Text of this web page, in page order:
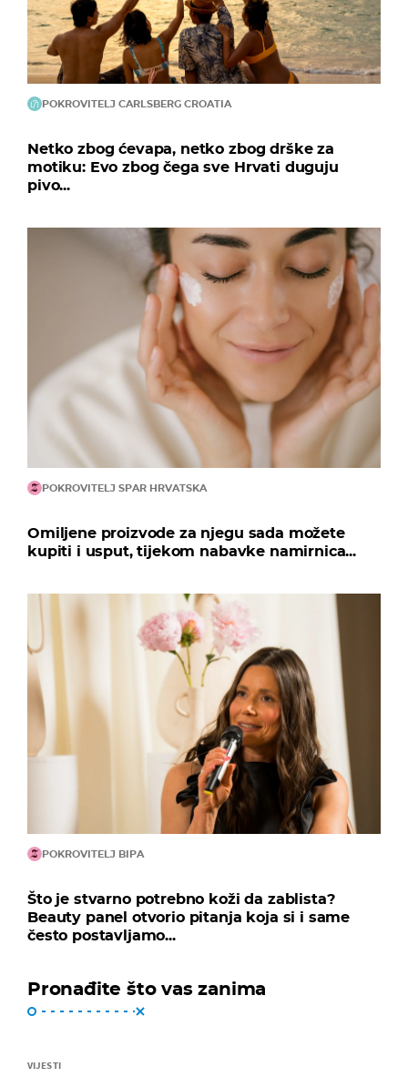
POKROVITELJ CARLSBERG CROATIA
Netko zbog ćevapa, netko zbog drške za
motiku: Evo zbog čega sve Hrvati duguju
pivo...
POKROVITELJ SPAR HRVATSKA
Omiljene proizvode za njegu sada možete
kupiti i usput, tijekom nabavke namirnica...
POKROVITELJ BIPA
Što je stvarno potrebno koži da zablista?
Beauty panel otvorio pitanja koja si i same
često postavljamo...
Pronađite što vas zanima
VIJESTI